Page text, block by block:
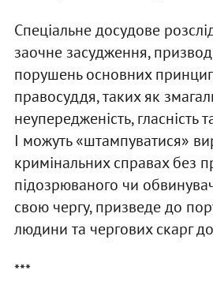
Спеціальне досудове
заочне засудження,
порушень основних
правосуддя, таких як
неупередженість, гласність
І можуть «штампуватися»
кримінальних справах без
підозрюваного чи
свою чергу, призведе до
людини та чергових скарг
***